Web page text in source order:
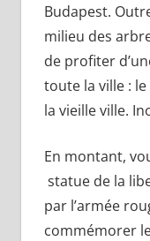
Budapest.
milieu des
de profiter
toute la ville :
la vieille ville.
En montant,
statue de la
par l’armée
commémorer